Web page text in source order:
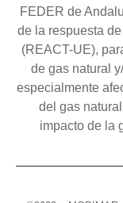
FEDER de
de la respuesta
(REACT-UE),
de gas natural
especialmente
del gas
impacto de la